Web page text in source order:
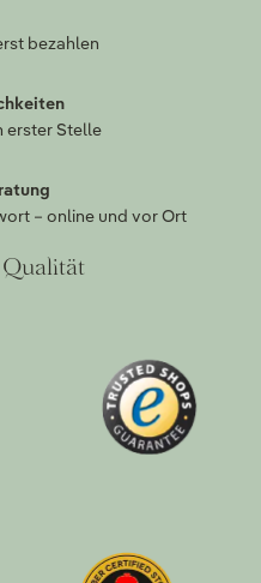
bezahlen
erster Stelle
– online und vor Ort